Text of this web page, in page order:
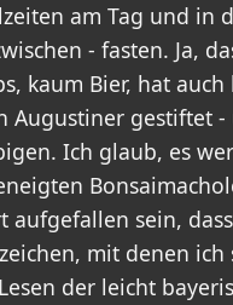
am Tag und in
- fasten. Ja,
kaum Bier, hat auch
Augustiner gestiftet -
Ich glaub, es
aufgefallen sein,
mit denen ich
der leicht